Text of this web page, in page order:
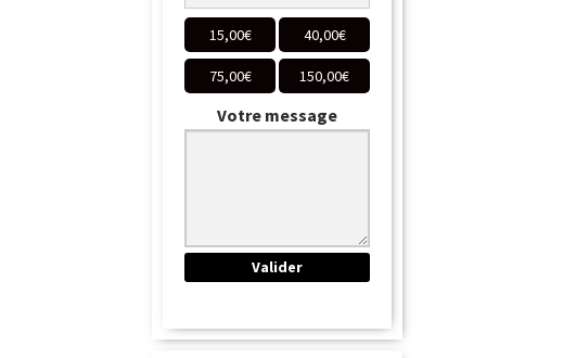
15,00€ 40,00€
75,00€ 150,00€
Votre message